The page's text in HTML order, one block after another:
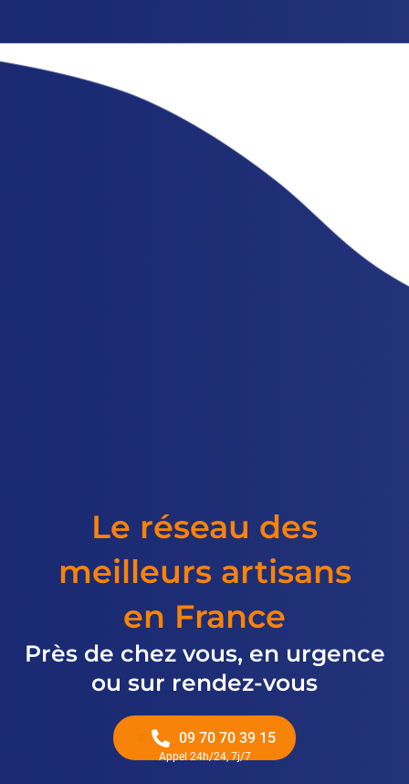
Le réseau des
meilleurs artisans
en France
Près de chez vous, en urgence
ou sur rendez-vous
09 70 70 39 15
Appel 24h/24, 7j/7